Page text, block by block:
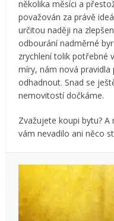
několika měsíci a
považován za právě
určitou naději na
odbourání nadměrné
zrychlení tolik potřebné
míry, nám nová
odhadnout. Snad se
nemovitostí dočkáme.
Zvažujete koupi bytu?
vám nevadilo ani něco